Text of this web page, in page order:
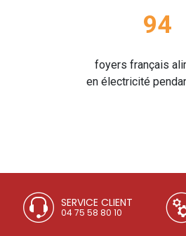
94
foyers français
en électricité
SERVICE CLIENT
04 75 58 80 10